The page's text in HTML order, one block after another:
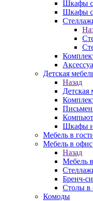
Шкафы
Шкафы
Детская
Назад
Детская
Шкафы и
Мебель в
Мебель в офис
Назад
Мебель
Бренч-
Столы в
Комоды